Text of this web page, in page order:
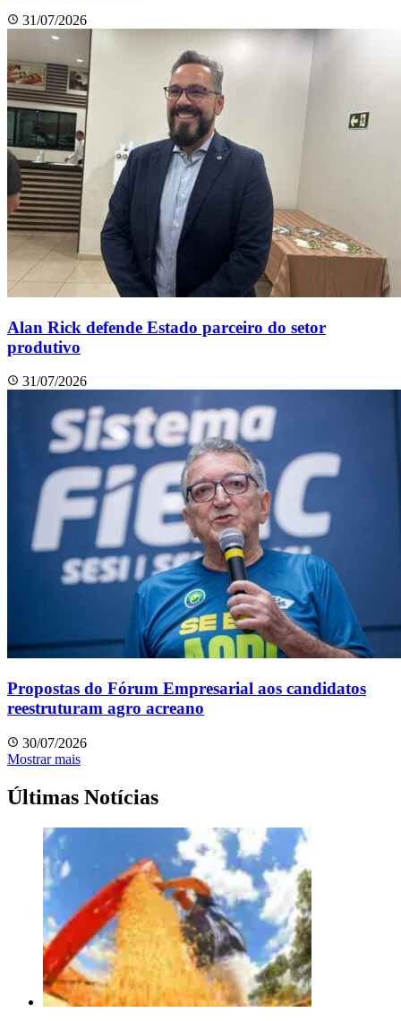
31/07/2026
Alan Rick defende Estado parceiro do setor
produtivo
31/07/2026
Propostas do Fórum Empresarial aos candidatos
reestruturam agro acreano
30/07/2026
Mostrar mais
Últimas Notícias